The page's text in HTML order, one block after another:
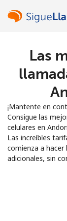
Las
¡Mantente en
Consigue las
celulares en
Las increíbles
comienza a hacer
adicionales, sin